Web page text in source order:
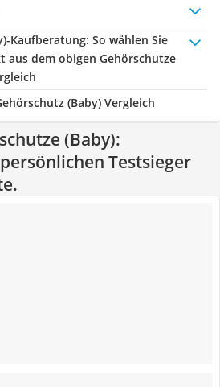
Kaufberatung: So wählen Sie
aus dem obigen Gehörschutze
(Baby) Vergleich
(Baby):
Testsieger